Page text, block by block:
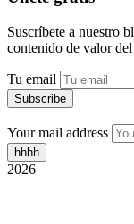
Suscríbete a nuestro
contenido de valor
Tu email
Your mail address
2026